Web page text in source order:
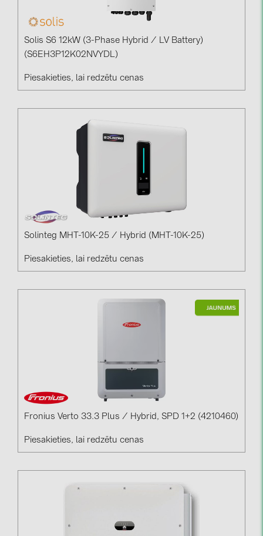
Solis S6 12kW (3-Phase Hybrid / LV Battery)
(S6EH3P12K02NVYDL)
Piesakieties, lai redzētu cenas
Solinteg MHT-10K-25 / Hybrid (MHT-10K-25)
Piesakieties, lai redzētu cenas
Fronius Verto 33.3 Plus / Hybrid, SPD 1+2 (4210460)
Piesakieties, lai redzētu cenas